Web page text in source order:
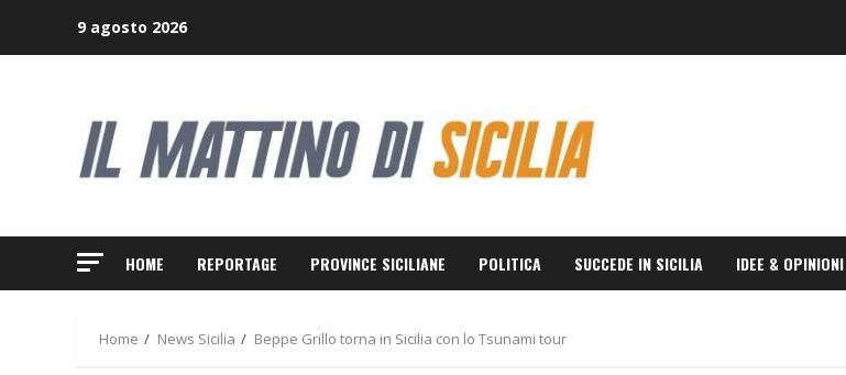
9 agosto 2026
HOME REPORTAGE PROVINCE SICILIANE POLITICA SUCCEDE IN SICILIA IDEE & OPINIONI
Home News Sicilia Beppe Grillo torna in Sicilia con lo Tsunami tour